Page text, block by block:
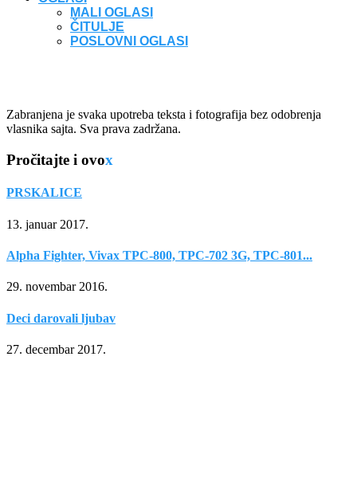
MALI OGLASI
ČITULJE
POSLOVNI OGLASI
Zabranjena je svaka upotreba teksta i fotografija bez odobrenja
vlasnika sajta. Sva prava zadržana.
Pročitajte i ovox
PRSKALICE
13. januar 2017.
Alpha Fighter, Vivax TPC-800, TPC-702 3G, TPC-801...
29. novembar 2016.
Deci darovali ljubav
27. decembar 2017.